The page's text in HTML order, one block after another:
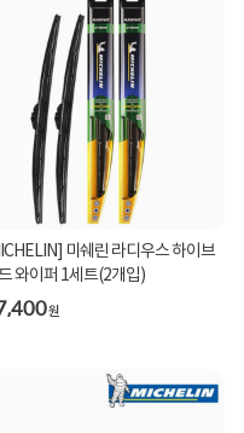
미쉐린 라디우스 하이브
와이퍼 1세트(2개입)
원